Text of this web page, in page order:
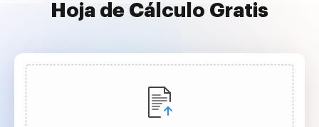
Hoja de Cálculo Gratis